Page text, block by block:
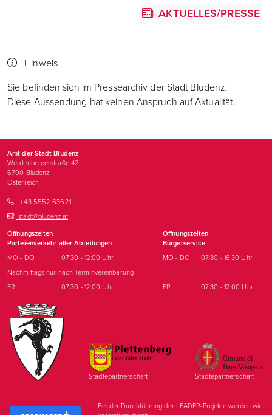
AKTUELLES/PRESSE
Hinweis
Sie befinden sich im Pressearchiv der Stadt Bludenz.
Diese Aussendung hat keinen Anspruch auf Aktualität.
Amt der Stadt Bludenz
Werdenbergerstraße 42
6700 Bludenz
Österreich
+43 5552 63621
stadt@bludenz.at
Öffnungszeiten
Parteienverkehr aller Abteilungen
Öffnungszeiten
Bürgerservice
MO - DO
07:30 - 12:00 Uhr MO - DO
07:30 - 16:30 Uhr
Nachmittags nur nach Terminvereinbarung
FR
07:30 - 12:00 Uhr FR 07:30 - 12:00 Uhr
Städtepartnerschaft Städtepartnerschaft
Bei der Durchführung der LEADER-Projekte werden wir